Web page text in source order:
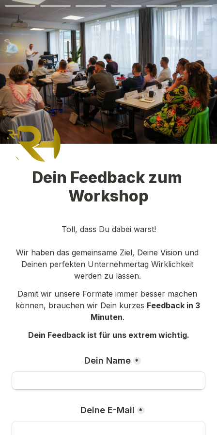
Dein Feedback zum
Workshop
Toll, dass Du dabei warst!
Wir haben das gemeinsame Ziel, Deine Vision und
Deinen perfekten Unternehmertag Wirklichkeit
werden zu lassen.
Damit wir unsere Formate immer besser machen
können, brauchen wir Dein kurzes Feedback in 3
Minuten.
Dein Feedback ist für uns extrem wichtig.
Dein Name *
Deine E-Mail *